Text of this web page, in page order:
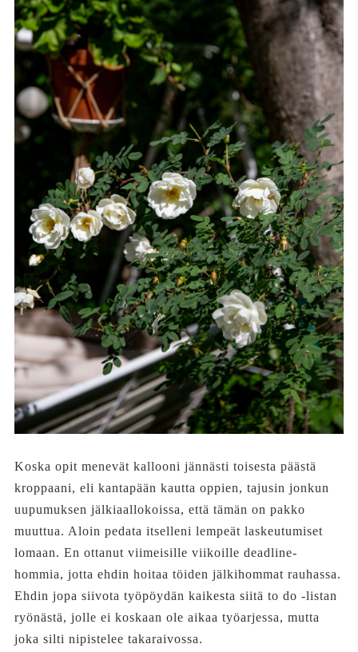
Koska opit menevät kallooni jännästi toisesta päästä
kroppaani, eli kantapään kautta oppien, tajusin jonkun
uupumuksen jälkiaallokoissa, että tämän on pakko
muuttua. Aloin pedata itselleni lempeät laskeutumiset
lomaan. En ottanut viimeisille viikoille deadline-
hommia, jotta ehdin hoitaa töiden jälkihommat rauhassa.
Ehdin jopa siivota työpöydän kaikesta siitä to do -listan
ryönästä, jolle ei koskaan ole aikaa työarjessa, mutta
joka silti nipistelee takaraivossa.